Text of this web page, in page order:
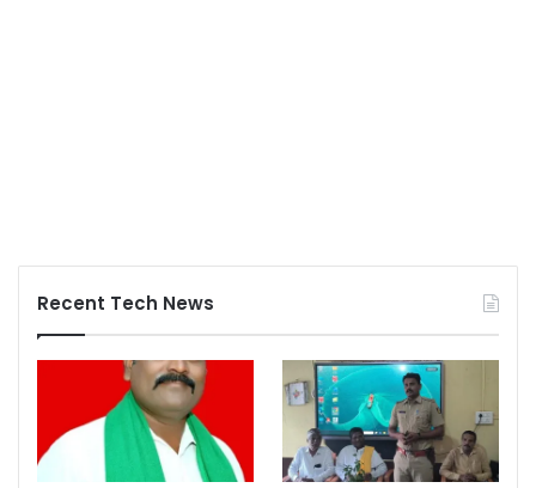
Recent Tech News